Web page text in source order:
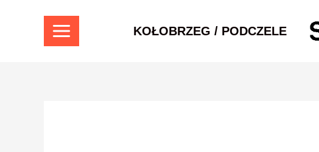
MAIN
KOŁOBRZEG / PODCZELE